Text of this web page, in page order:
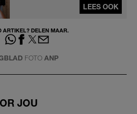
LEES OOK
ARTIKEL? DELEN MAAR.
FOTO ANP
JOU